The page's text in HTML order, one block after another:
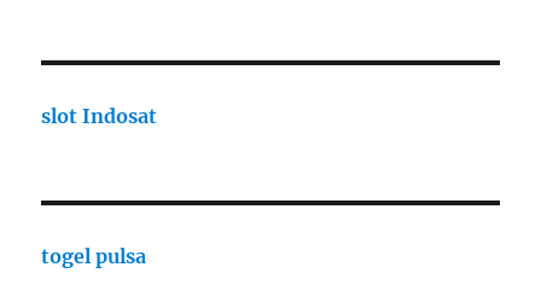
slot Indosat
togel pulsa